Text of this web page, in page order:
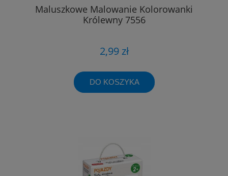
Maluszkowe Malowanie Kolorowanki
Królewny 7556
2,99 zł
DO KOSZYKA